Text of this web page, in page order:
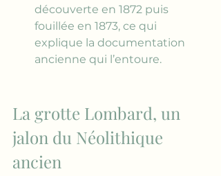
découverte en 1872 puis
fouillée en 1873, ce qui
explique la documentation
ancienne qui l’entoure.
La grotte Lombard, un
jalon du Néolithique
ancien